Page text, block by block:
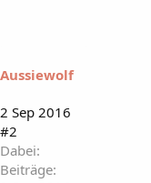
Aussiewolf
2 Sep 2016
#2
Dabei
Beiträge